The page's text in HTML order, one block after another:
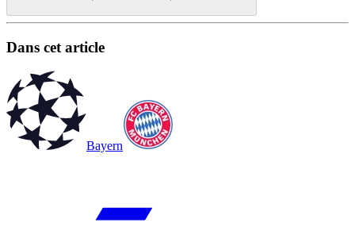
Dans cet article
Bayern